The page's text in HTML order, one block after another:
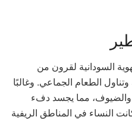
السودانية لقرون من
الطعام الجماعي. وغالبًا
والضيوف، مما يجسد دفء
النساء في المناطق الريفية